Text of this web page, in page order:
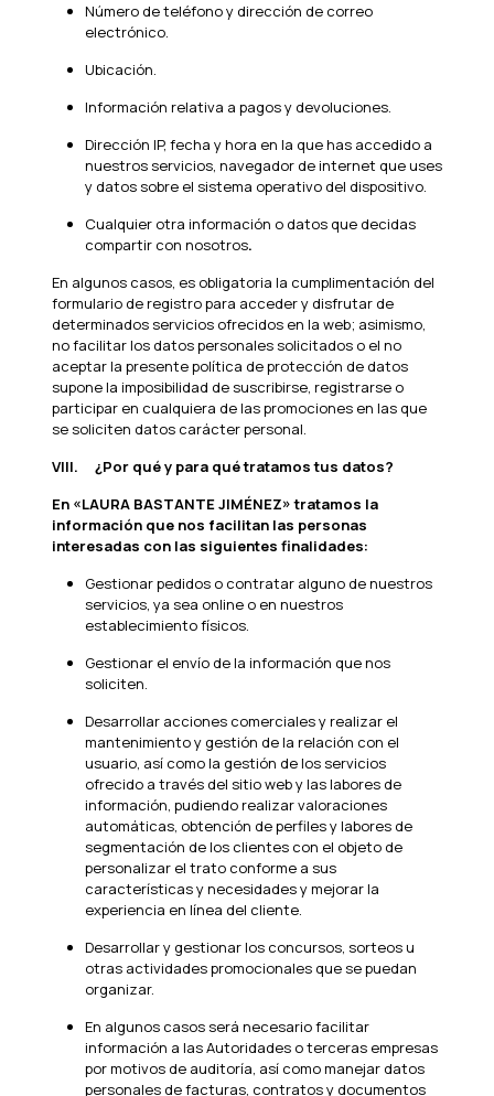
Número de teléfono y dirección de correo
electrónico.
Ubicación.
Información relativa a pagos y devoluciones.
Dirección IP, fecha y hora en la que has accedido a
nuestros servicios, navegador de internet que uses
y datos sobre el sistema operativo del dispositivo.
Cualquier otra información o datos que decidas
compartir con nosotros.
En algunos casos, es obligatoria la cumplimentación del
formulario de registro para acceder y disfrutar de
determinados servicios ofrecidos en la web; asimismo,
no facilitar los datos personales solicitados o el no
aceptar la presente política de protección de datos
supone la imposibilidad de suscribirse, registrarse o
participar en cualquiera de las promociones en las que
se soliciten datos carácter personal.
VIII. ¿Por qué y para qué tratamos tus datos?
En «LAURA BASTANTE JIMÉNEZ» tratamos la
información que nos facilitan las personas
interesadas con las siguientes finalidades:
Gestionar pedidos o contratar alguno de nuestros
servicios, ya sea online o en nuestros
establecimiento físicos.
Gestionar el envío de la información que nos
soliciten.
Desarrollar acciones comerciales y realizar el
mantenimiento y gestión de la relación con el
usuario, así como la gestión de los servicios
ofrecido a través del sitio web y las labores de
información, pudiendo realizar valoraciones
automáticas, obtención de perfiles y labores de
segmentación de los clientes con el objeto de
personalizar el trato conforme a sus
características y necesidades y mejorar la
experiencia en línea del cliente.
Desarrollar y gestionar los concursos, sorteos u
otras actividades promocionales que se puedan
organizar.
En algunos casos será necesario facilitar
información a las Autoridades o terceras empresas
por motivos de auditoría, así como manejar datos
personales de facturas, contratos y documentos